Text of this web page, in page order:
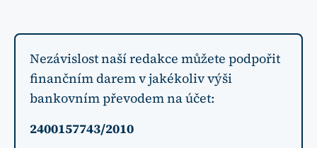
Nezávislost naší redakce můžete podpořit
finančním darem v jakékoliv výši
bankovním převodem na účet:
2400157743/2010